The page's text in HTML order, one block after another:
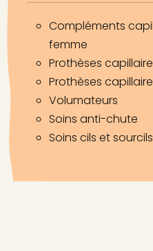
Compléments
femme
Prothèses
Prothèses
Volumateurs
Soins anti-chute
Soins cils et sourcils